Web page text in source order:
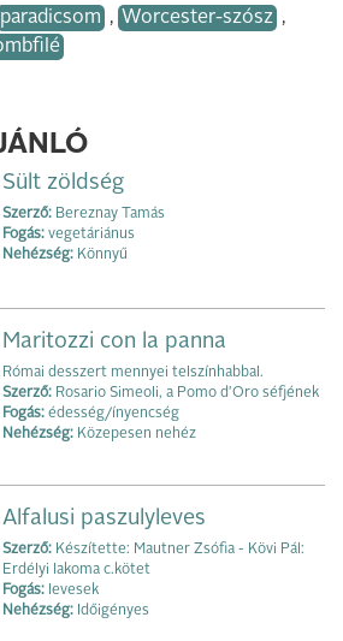
paradicsom , Worcester-szósz ,
Sült zöldség
Szerző: Bereznay Tamás
Fogás: vegetáriánus
Nehézség: Könnyű
Maritozzi con la panna
Római desszert mennyei telszínhabbal.
Szerző: Rosario Simeoli, a Pomo d'Oro séfjének
Fogás: édesség/ínyencség
Nehézség: Közepesen nehéz
Alfalusi paszulyleves
Szerző: Készítette: Mautner Zsófia - Kövi Pál:
Erdélyi lakoma c.kötet
Fogás: levesek
Nehézség: Időigényes